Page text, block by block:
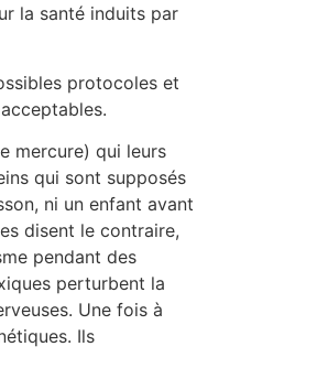
la santé induits par
protocoles et
mercure) qui leurs
qui sont supposés
ni un enfant avant
disent le contraire,
pendant des
perturbent la
Une fois à
Ils